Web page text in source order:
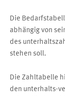
Die
abhängig von
des
stehen soll.
Die Zahltabelle
den unterhalts-